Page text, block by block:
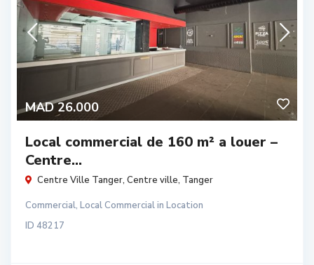
MAD 26.000
Local commercial de 160 m² a louer –
Centre...
Centre Ville Tanger, Centre ville, Tanger
Commercial, Local Commercialin Location
ID 48217